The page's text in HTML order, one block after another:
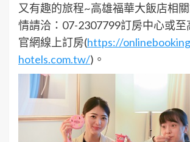
又有趣的旅程~高雄福華大飯店相
情請洽：07-2307799訂房中心或至
官網線上訂房(https://
hotels.com.tw/)。